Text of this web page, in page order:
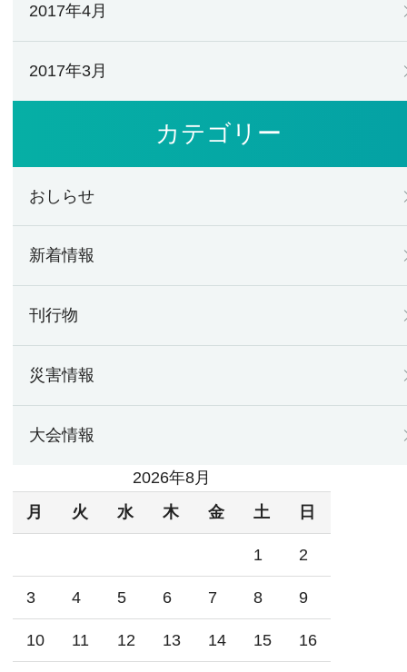
2017年4月
2017年3月
カテゴリー
おしらせ
新着情報
刊行物
災害情報
大会情報
2026年8月
月
火 水 木 金 土 日
1 2
3 4 5 6 7 8 9
10 11 12 13 14 15 16